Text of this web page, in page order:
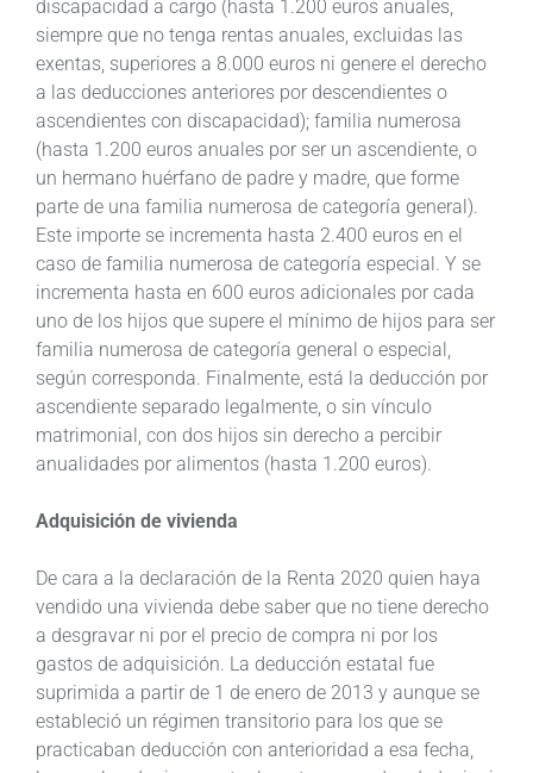
discapacidad a cargo (hasta 1.200 euros anuales,
siempre que no tenga rentas anuales, excluidas las
exentas, superiores a 8.000 euros ni genere el derecho
a las deducciones anteriores por descendientes o
ascendientes con discapacidad); familia numerosa
(hasta 1.200 euros anuales por ser un ascendiente, o
un hermano huérfano de padre y madre, que forme
parte de una familia numerosa de categoría general).
Este importe se incrementa hasta 2.400 euros en el
caso de familia numerosa de categoría especial. Y se
incrementa hasta en 600 euros adicionales por cada
uno de los hijos que supere el mínimo de hijos para ser
familia numerosa de categoría general o especial,
según corresponda. Finalmente, está la deducción por
ascendiente separado legalmente, o sin vínculo
matrimonial, con dos hijos sin derecho a percibir
anualidades por alimentos (hasta 1.200 euros).
Adquisición de vivienda
De cara a la declaración de la Renta 2020 quien haya
vendido una vivienda debe saber que no tiene derecho
a desgravar ni por el precio de compra ni por los
gastos de adquisición. La deducción estatal fue
suprimida a partir de 1 de enero de 2013 y aunque se
estableció un régimen transitorio para los que se
practicaban deducción con anterioridad a esa fecha,